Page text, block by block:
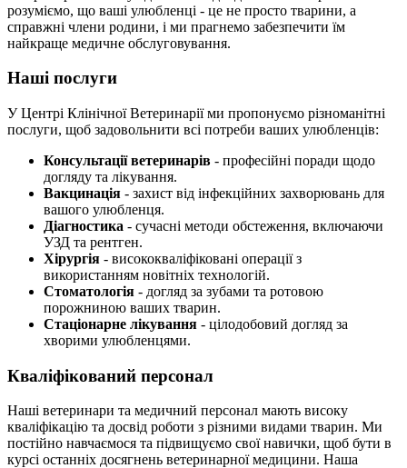
розуміємо, що ваші улюбленці - це не просто тварини, а
справжні члени родини, і ми прагнемо забезпечити їм
найкраще медичне обслуговування.
Наші послуги
У Центрі Клінічної Ветеринарії ми пропонуємо різноманітні
послуги, щоб задовольнити всі потреби ваших улюбленців:
Консультації ветеринарів - професійні поради щодо
догляду та лікування.
Вакцинація - захист від інфекційних захворювань для
вашого улюбленця.
Діагностика - сучасні методи обстеження, включаючи
УЗД та рентген.
Хірургія - висококваліфіковані операції з
використанням новітніх технологій.
Стоматологія - догляд за зубами та ротовою
порожниною ваших тварин.
Стаціонарне лікування - цілодобовий догляд за
хворими улюбленцями.
Кваліфікований персонал
Наші ветеринари та медичний персонал мають високу
кваліфікацію та досвід роботи з різними видами тварин. Ми
постійно навчаємося та підвищуємо свої навички, щоб бути в
курсі останніх досягнень ветеринарної медицини. Наша